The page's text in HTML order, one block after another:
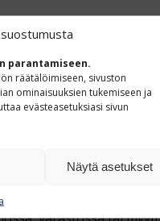
parantamiseen.
räätälöimiseen, sivuston
ominaisuuksien tukemiseen ja
evästeasetuksiasi sivun
Näytä asetukset